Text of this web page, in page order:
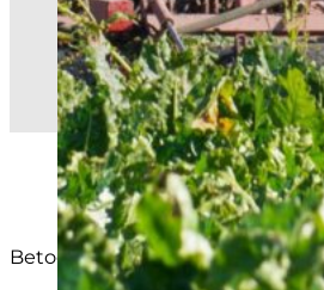
Betodlaren är en facktidskrift